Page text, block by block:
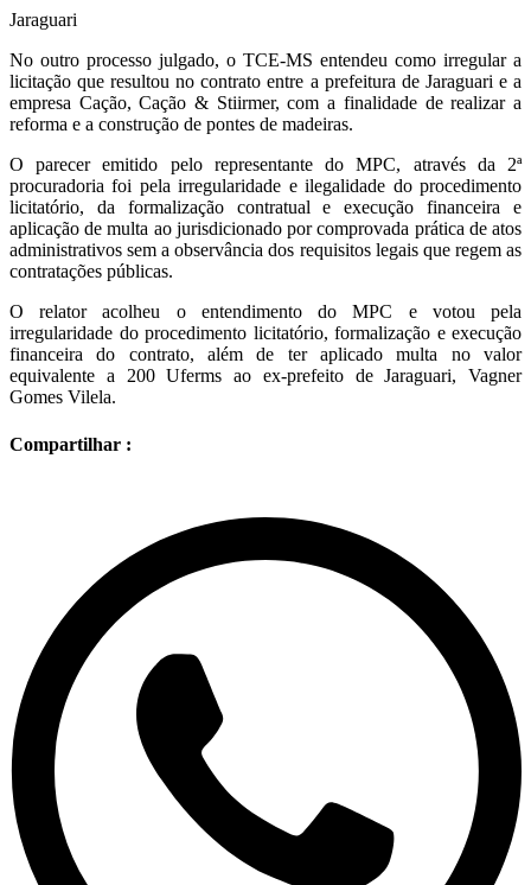
Jaraguari
No outro processo julgado, o TCE-MS entendeu como irregular a
licitação que resultou no contrato entre a prefeitura de Jaraguari e a
empresa Cação, Cação & Stiirmer, com a finalidade de realizar a
reforma e a construção de pontes de madeiras.
O parecer emitido pelo representante do MPC, através da 2ª
procuradoria foi pela irregularidade e ilegalidade do procedimento
licitatório, da formalização contratual e execução financeira e
aplicação de multa ao jurisdicionado por comprovada prática de atos
administrativos sem a observância dos requisitos legais que regem as
contratações públicas.
O relator acolheu o entendimento do MPC e votou pela
irregularidade do procedimento licitatório, formalização e execução
financeira do contrato, além de ter aplicado multa no valor
equivalente a 200 Uferms ao ex-prefeito de Jaraguari, Vagner
Gomes Vilela.
Compartilhar :